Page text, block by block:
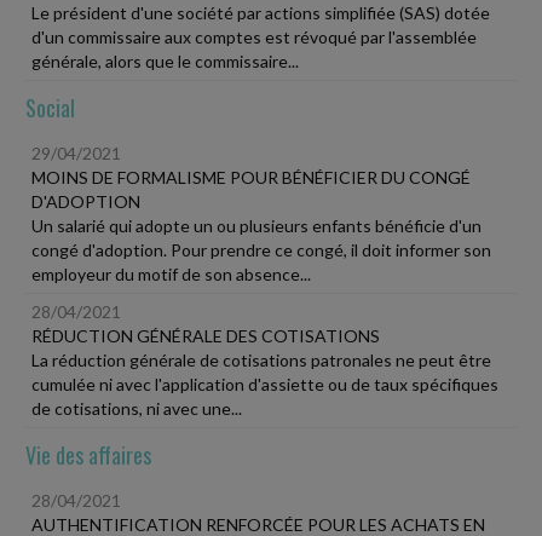
Le président d'une société par actions simplifiée (SAS) dotée
d'un commissaire aux comptes est révoqué par l'assemblée
générale, alors que le commissaire...
Social
29/04/2021
MOINS DE FORMALISME POUR BÉNÉFICIER DU CONGÉ
D'ADOPTION
Un salarié qui adopte un ou plusieurs enfants bénéficie d'un
congé d'adoption. Pour prendre ce congé, il doit informer son
employeur du motif de son absence...
28/04/2021
RÉDUCTION GÉNÉRALE DES COTISATIONS
La réduction générale de cotisations patronales ne peut être
cumulée ni avec l'application d'assiette ou de taux spécifiques
de cotisations, ni avec une...
Vie des affaires
28/04/2021
AUTHENTIFICATION RENFORCÉE POUR LES ACHATS EN